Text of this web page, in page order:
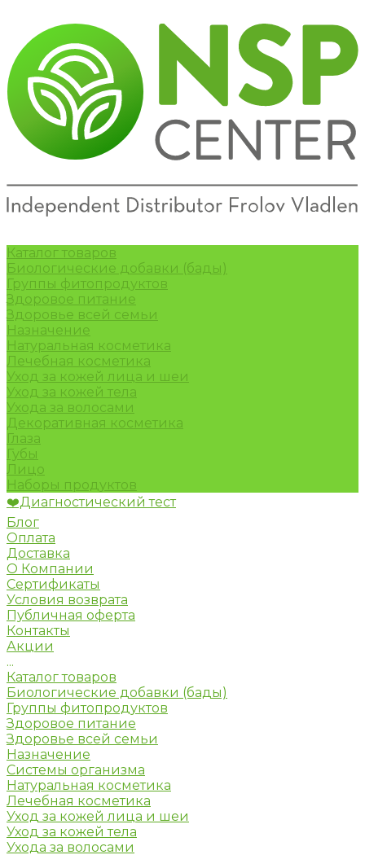
Каталог товаров
Биологические добавки (бады)
Группы фитопродуктов
Здоровое питание
Здоровье всей семьи
Назначение
Натуральная косметика
Лечебная косметика
Уход за кожей лица и шеи
Уход за кожей тела
Ухода за волосами
Декоративная косметика
Глаза
Губы
Лицо
Наборы продуктов
❤️Диагностический тест
Блог
Оплата
Доставка
О Компании
Сертификаты
Условия возврата
Публичная оферта
Контакты
Акции
...
Каталог товаров
Биологические добавки (бады)
Группы фитопродуктов
Здоровое питание
Здоровье всей семьи
Назначение
Системы организма
Натуральная косметика
Лечебная косметика
Уход за кожей лица и шеи
Уход за кожей тела
Ухода за волосами